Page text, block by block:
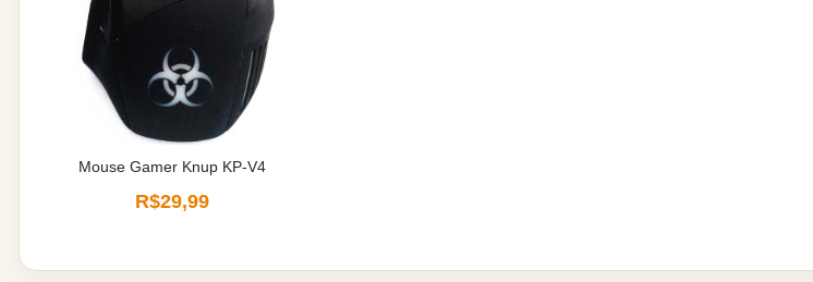
Mouse Gamer Knup KP-V4
R$29,99